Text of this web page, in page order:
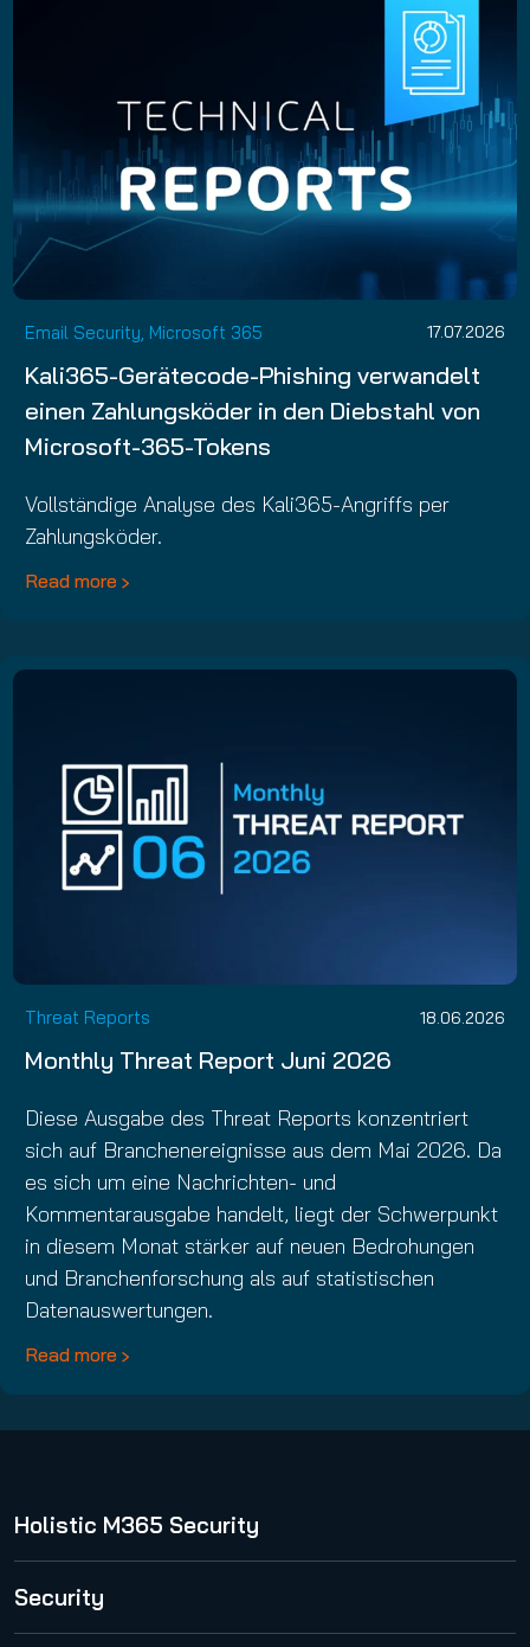
Email Security, Microsoft 365 17.07.2026
Kali365-Gerätecode-Phishing verwandelt
einen Zahlungsköder in den Diebstahl von
Microsoft-365-Tokens
Vollständige Analyse des Kali365-Angriffs per
Zahlungsköder.
Read more
Threat Reports 18.06.2026
Monthly Threat Report Juni 2026
Diese Ausgabe des Threat Reports konzentriert
sich auf Branchenereignisse aus dem Mai 2026. Da
es sich um eine Nachrichten- und
Kommentarausgabe handelt, liegt der Schwerpunkt
in diesem Monat stärker auf neuen Bedrohungen
und Branchenforschung als auf statistischen
Datenauswertungen.
Read more
Holistic M365 Security
365 Total Protection
Security